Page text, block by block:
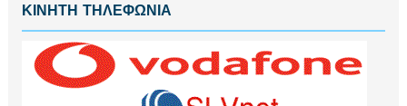
ΚΙΝΗΤΗ ΤΗΛΕΦΩΝΙΑ